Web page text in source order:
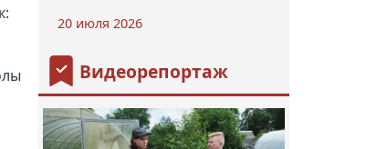
20 июля 2026
Видеорепортаж